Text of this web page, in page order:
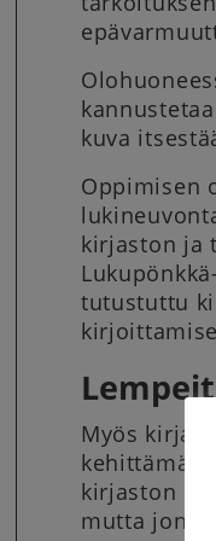
kuva
Oppimisen
kirjaston ja
tutustuttu
Myös
kirjaston
mutta